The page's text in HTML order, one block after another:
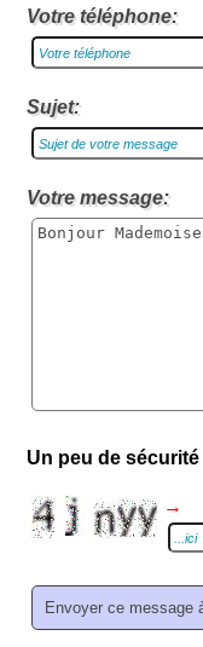
Votre téléphone:
Sujet:
Votre message:
Un peu de sécurité
→